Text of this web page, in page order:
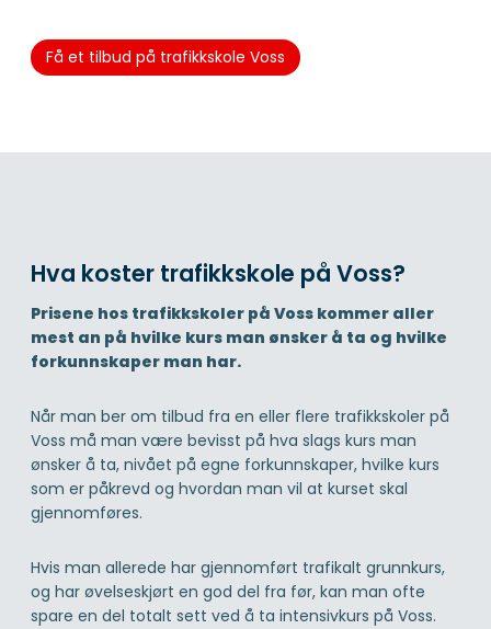
Få et tilbud på trafikkskole Voss
Hva koster trafikkskole på Voss?
Prisene hos trafikkskoler på Voss kommer aller
mest an på hvilke kurs man ønsker å ta og hvilke
forkunnskaper man har.
Når man ber om tilbud fra en eller flere trafikkskoler på
Voss må man være bevisst på hva slags kurs man
ønsker å ta, nivået på egne forkunnskaper, hvilke kurs
som er påkrevd og hvordan man vil at kurset skal
gjennomføres.
Hvis man allerede har gjennomført trafikalt grunnkurs,
og har øvelseskjørt en god del fra før, kan man ofte
spare en del totalt sett ved å ta intensivkurs på Voss.